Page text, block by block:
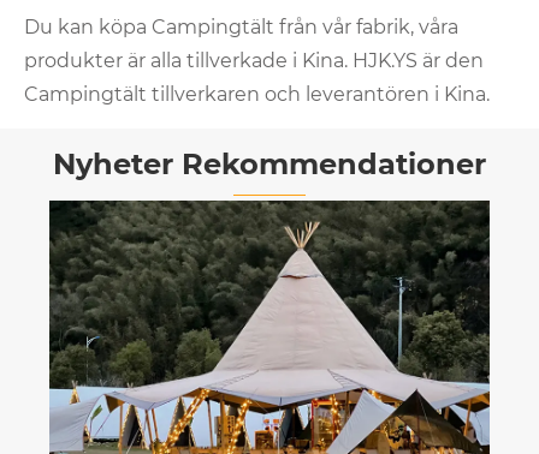
Du kan köpa Campingtält från vår fabrik, våra
produkter är alla tillverkade i Kina. HJK.YS är den
Campingtält tillverkaren och leverantören i Kina.
Nyheter Rekommendationer